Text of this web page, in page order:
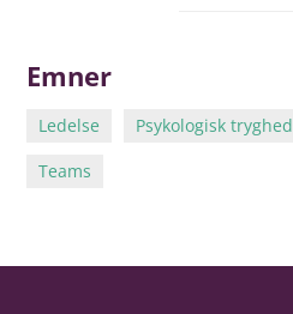
Emner
Ledelse Psykologisk tryghed
Teams